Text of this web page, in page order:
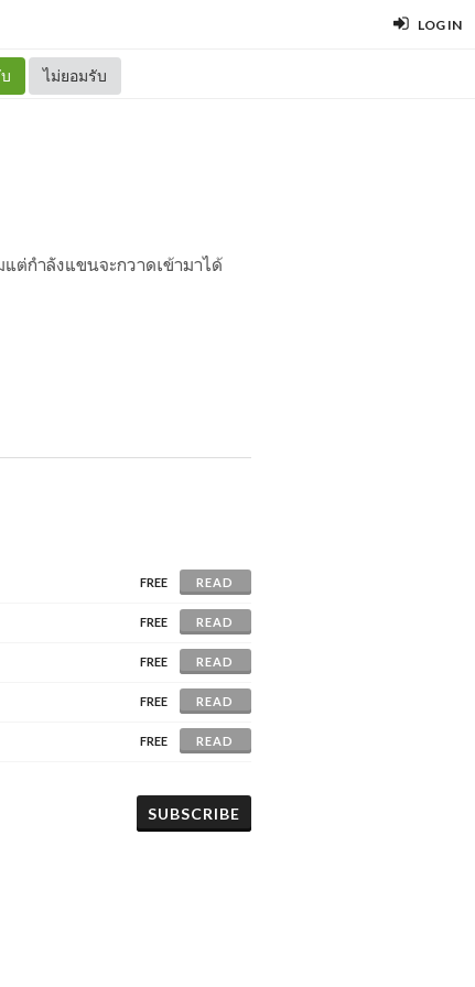
LOG IN
ไม่ยอมรับ
ต่กำลังแขนจะกวาดเข้ามาได้
FREE READ
FREE READ
FREE READ
FREE READ
FREE READ
SUBSCRIBE